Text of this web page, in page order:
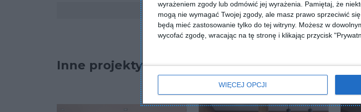
wyrażeniem zgody lub odmówić jej wyrażenia.
Pamiętaj, że
mogą nie wymagać Twojej zgody, ale masz prawo sprzeciwić
będą mieć zastosowanie tylko do tej witryny. Możesz w
wycofać zgodę, wracając na tę stronę i klikając przycisk
WIĘCEJ OPCJI
ZADAJ PYTANIE
Inne projekty